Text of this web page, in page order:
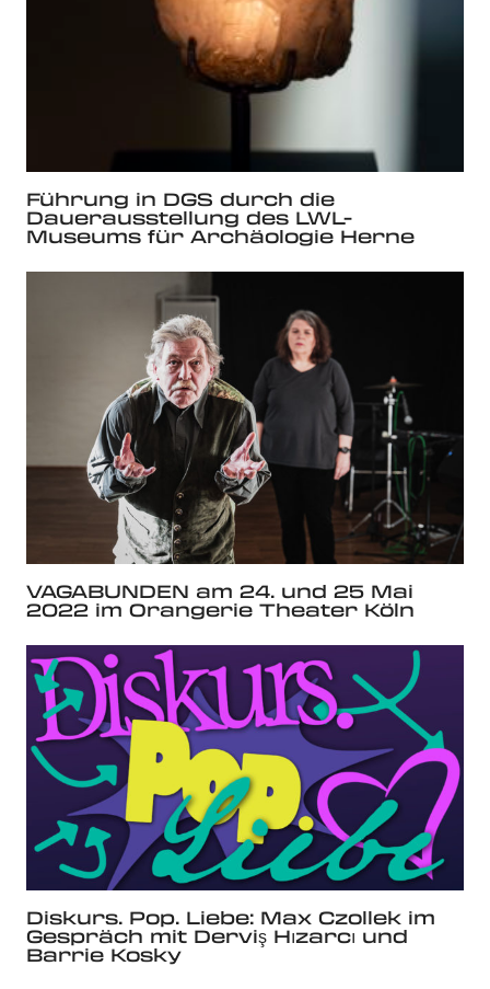
Führung in DGS durch die
Dauerausstellung des LWL-
Museums für Archäologie Herne
VAGABUNDEN am 24. und 25 Mai
2022 im Orangerie Theater Köln
Diskurs. Pop. Liebe: Max Czollek im
Gespräch mit Derviş Hızarcı und
Barrie Kosky